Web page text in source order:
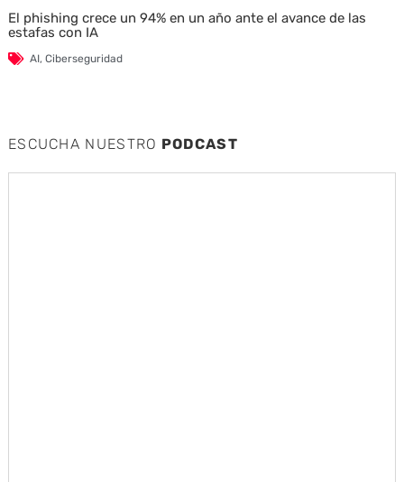
El phishing crece un 94% en un año ante el avance de las
estafas con IA
AI, Ciberseguridad
ESCUCHA NUESTRO PODCAST